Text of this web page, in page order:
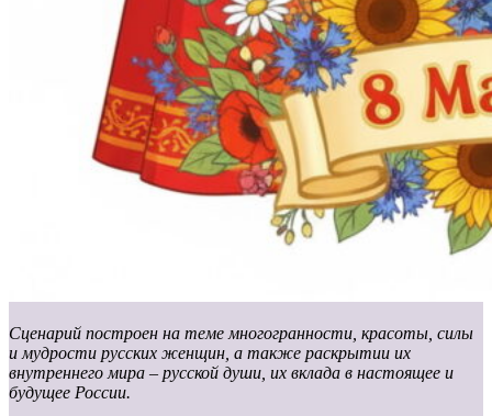
Сценарий построен на теме многогранности, красоты, силы
и мудрости русских женщин, а также раскрытии их
внутреннего мира – русской души, их вклада в настоящее и
будущее России.